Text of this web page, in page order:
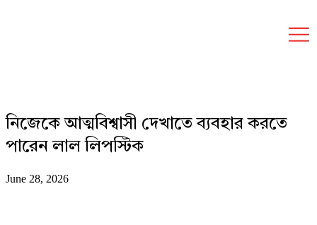
নিজেকে আত্মবিশ্বাসী দেখাতে ব্যবহার করতে
পারেন লাল লিপস্টিক
June 28, 2026